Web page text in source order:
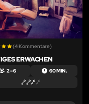
(4 Kommentare)
ERWACHEN
2 – 6 60 MIN.